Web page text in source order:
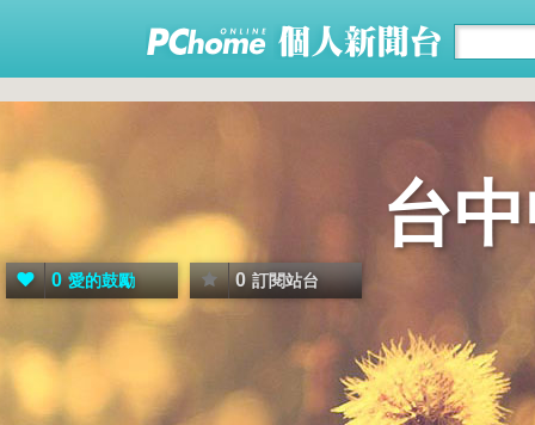
台
0 愛的鼓勵 0 訂閱站台